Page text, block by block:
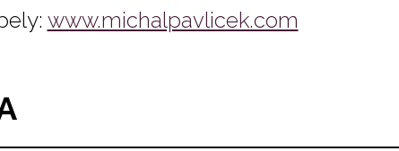
www.michalpavlicek.com